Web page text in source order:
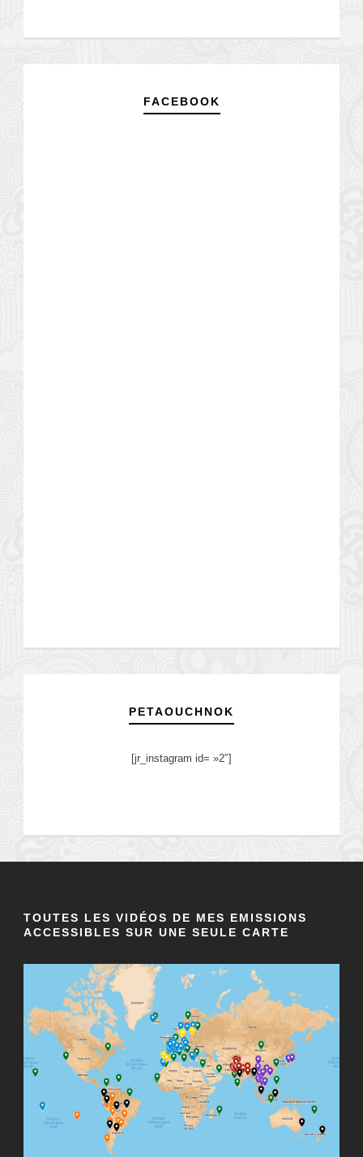
FACEBOOK
PETAOUCHNOK
[jr_instagram id= »2″]
TOUTES LES VIDÉOS DE MES EMISSIONS
ACCESSIBLES SUR UNE SEULE CARTE